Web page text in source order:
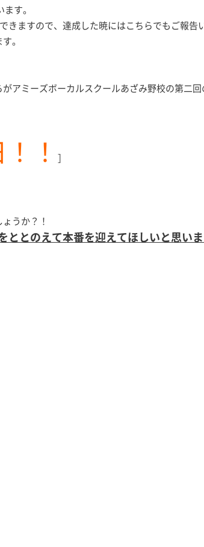
す。
きますので、達成した暁にはこちらでもご報告
。
アミーズボーカルスクールあざみ野校の第二
！ ］
うか？！
ととのえて本番を迎えてほしいと思いま